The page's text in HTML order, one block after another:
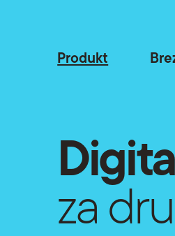
Produkt
za